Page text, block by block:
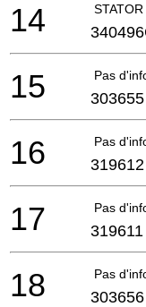
14
Pas
15 303655
Pas
16 319612
Pas
17 319611
Pas
18 303656